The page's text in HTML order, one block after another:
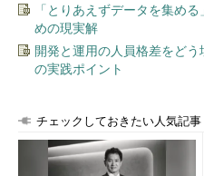
「とりあえずデータを集め
めの現実解
開発と運用の人員格差をど
の実践ポイント
チェックしておきたい人気記事